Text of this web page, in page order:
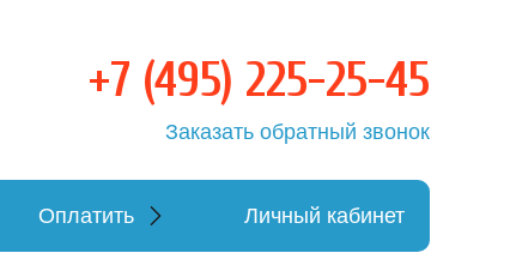
+7 (495) 225-25-45
Заказать обратный звонок
Оплатить Личный кабинет